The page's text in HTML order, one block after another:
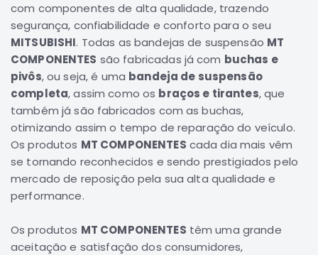
Transmissão
Elétrica
Acessórios
L200
GL,
GLS
e
SPORT
Suspensão
Filtros
com componentes de alta qualidade, trazendo
segurança, confiabilidade e conforto para o seu
MITSUBISHI. Todas as bandejas de suspensão MT
COMPONENTES são fabricadas já com buchas e
pivôs, ou seja, é uma bandeja de suspensão
completa, assim como os braços e tirantes, que
também já são fabricados com as buchas,
otimizando assim o tempo de reparação do veículo.
Os produtos MT COMPONENTES cada dia mais vêm
se tornando reconhecidos e sendo prestigiados pelo
mercado de reposição pela sua alta qualidade e
performance.
Os produtos MT COMPONENTES têm uma grande
aceitação e satisfação dos consumidores,